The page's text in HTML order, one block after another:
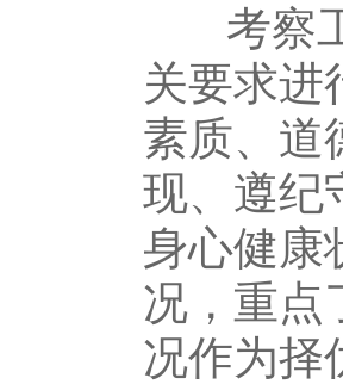
考察工
关要求进
素质、道
现、遵纪
身心健康
况，重点
况作为择